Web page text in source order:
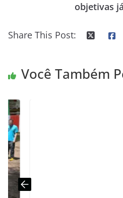
objetivas
Share This Post:
Você Também